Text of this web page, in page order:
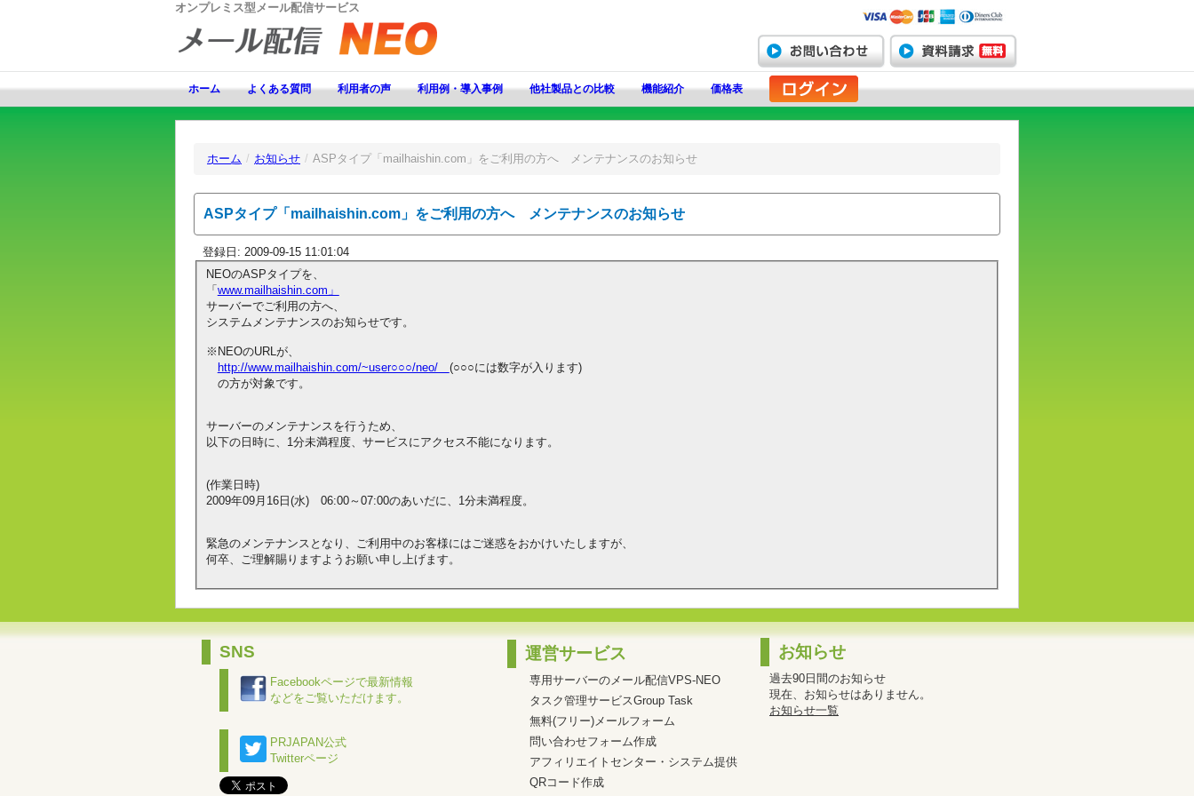
オンプレミス型メール配信サービス
ホーム よくある質問 利用者の声 利用例・導入事例 他社製品との比較 機能紹介 価格表
ホーム / お知らせ / ASPタイプ「mailhaishin.com」をご利用の方へ メンテナンスのお知らせ
ASPタイプ「mailhaishin.com」をご利用の方へ メンテナンスのお知らせ
登録日: 2009-09-15 11:01:04
NEOのASPタイプを、
「www.mailhaishin.com」
サーバーでご利用の方へ、
システムメンテナンスのお知らせです。
※NEOのURLが、
http://www.mailhaishin.com/~user○○○/neo/ (○○○には数字が入ります)
の方が対象です。
サーバーのメンテナンスを行うため、
以下の日時に、1分未満程度、サービスにアクセス不能になります。
(作業日時)
2009年09月16日(水) 06:00～07:00のあいだに、1分未満程度。
緊急のメンテナンスとなり、ご利用中のお客様にはご迷惑をおかけいたしますが、
何卒、ご理解賜りますようお願い申し上げます。
SNS
Facebookページで最新情報
などをご覧いただけます。
PRJAPAN公式
Twitterページ
運営サービス
専用サーバーのメール配信VPS-NEO
タスク管理サービスGroup Task
無料(フリー)メールフォーム
問い合わせフォーム作成
アフィリエイトセンター・システム提供
QRコード作成
お知らせ
過去90日間のお知らせ
現在、お知らせはありません。
お知らせ一覧